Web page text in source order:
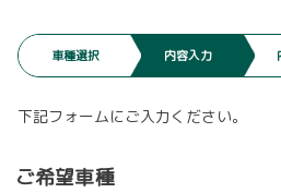
車種選択 内容入力
下記フォームにご入力ください。
ご希望車種